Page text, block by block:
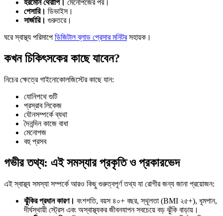
হরমোন থেরাপি।
মেনোপজের পর।
পেসারি। ডিভাইস।
সার্জারি। গুরুতরে।
ঘরে স্বাস্থ্য পরিমাপে ডিজিটাল ব্লাড প্রেসার মনিটরসহায়ক।
কখন চিকিৎসকের কাছে যাবেন?
নিচের ক্ষেত্রে গাইনোকোলজিস্টের কাছে যান:
যোনিপথে গুটি
প্রস্রাব লিকেজ
যৌনসম্পর্কে ব্যথা
দৈনন্দিন কাজে বাধা
মেনোপজ
বহু প্রসব
গভীর তথ্য: এই সমস্যার প্রকৃতি ও প্রকারভেদ
এই স্বাস্থ্য সমস্যা সম্পর্কে আরও কিছু গুরুত্বপূর্ণ তথ্য যা রোগীর জন্য জানা প্রয়োজন:
ঝুঁকির প্রধান কারণ। বংশগতি, বয়স ৪০+ বছর, স্থূলতা (BMI ২৫+), ধূমপান,
দীর্ঘস্থায়ী স্ট্রেস এবং অস্বাস্থ্যকর জীবনযাপন সবচেয়ে বড় ঝুঁকি বাড়ায়।